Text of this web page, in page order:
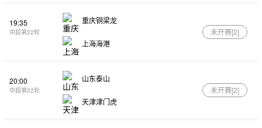
19:35
中超第22轮
重庆铜梁龙
上海海港
未开赛[2]
20:00
中超第22轮
山东泰山
天津津门虎
未开赛[2]